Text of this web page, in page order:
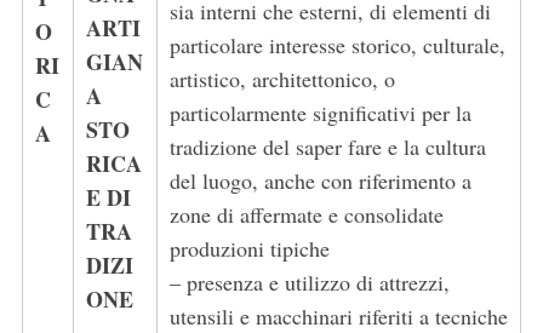
O
RI
C
A
ARTI
GIAN
A
STO
RICA
E DI
TRA
DIZI
ONE
sia interni che esterni, di elementi di
particolare interesse storico, culturale,
artistico, architettonico, o
particolarmente significativi per la
tradizione del saper fare e la cultura
del luogo, anche con riferimento a
zone di affermate e consolidate
produzioni tipiche
– presenza e utilizzo di attrezzi,
utensili e macchinari riferiti a tecniche